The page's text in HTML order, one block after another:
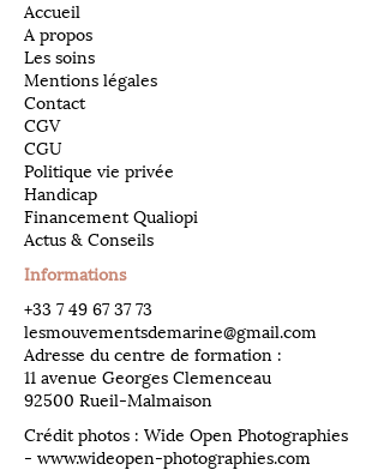
Accueil
A propos
Les soins
Mentions légales
Contact
CGV
CGU
Politique vie privée
Handicap
Financement Qualiopi
Actus & Conseils
Informations
​+33 7 49 67 37 73
lesmouvementsdemarine@gmail.com
Adresse du centre de formation :
11 avenue Georges Clemenceau
92500 Rueil-Malmaison
Crédit photos : Wide Open Photographies
- www.wideopen-photographies.com